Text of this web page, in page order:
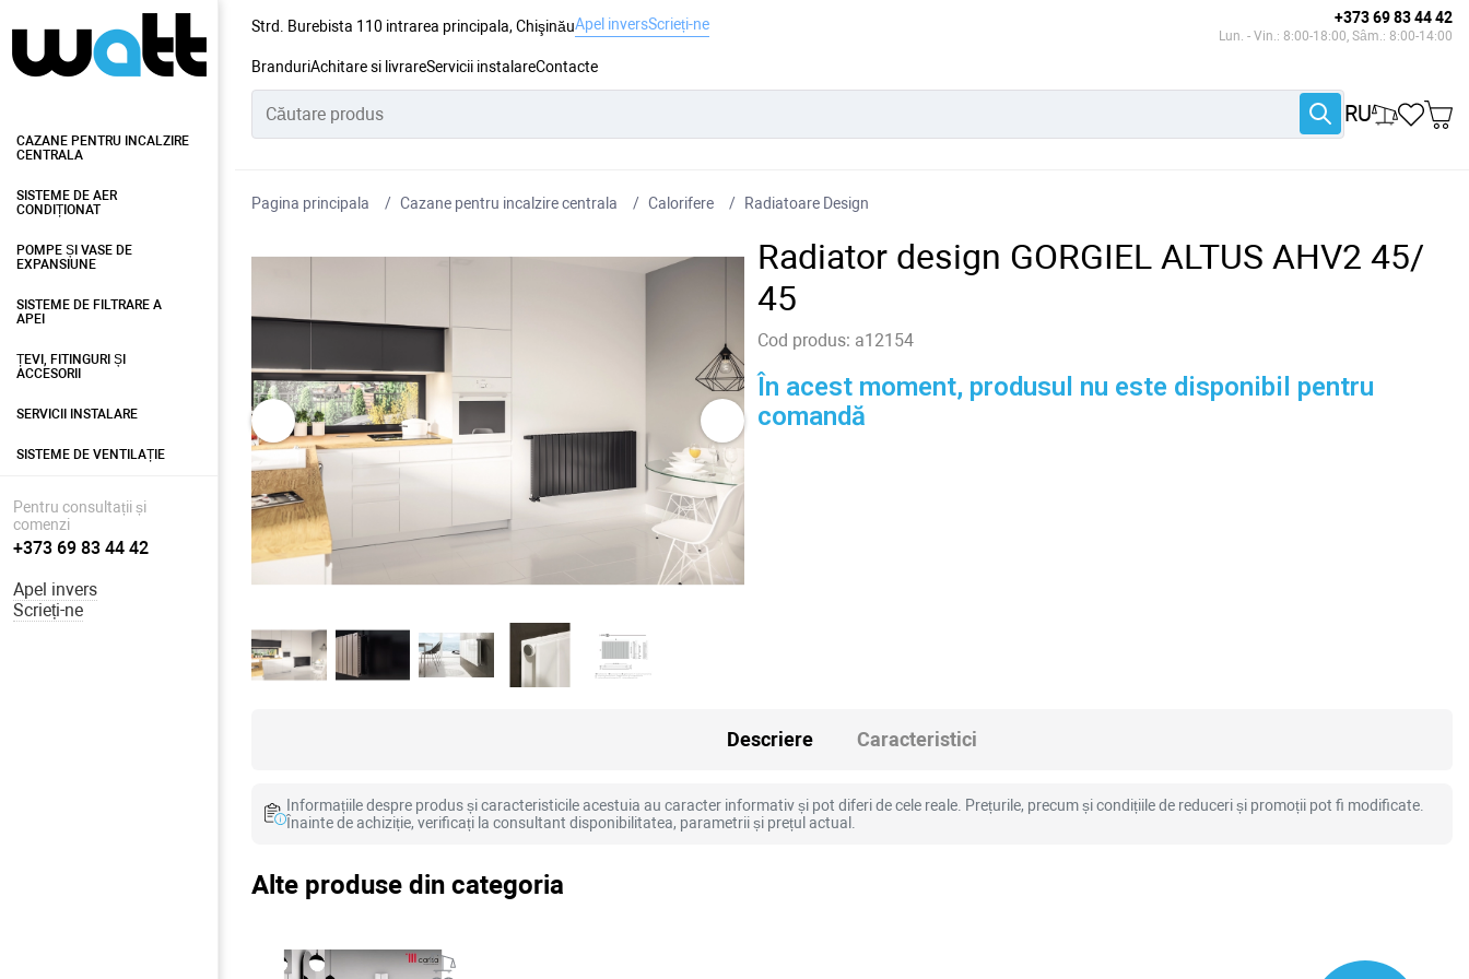
Strd. Burebista 110 intrarea principala, ChişinăuApel inversScrieți-ne +373 69 83 44 42
Lun. - Vin.: 8:00-18:00, Sâm.: 8:00-14:00
BranduriAchitare si livrareServicii instalareContacte
RU
CAZANE PENTRU INCALZIRE
CENTRALA
SISTEME DE AER
CONDIȚIONAT
POMPE ȘI VASE DE
EXPANSIUNE
SISTEME DE FILTRARE A
APEI
ȚEVI, FITINGURI ȘI
ACCESORII
SERVICII INSTALARE
SISTEME DE VENTILAȚIE
Pentru consultații și
comenzi
+373 69 83 44 42
Apel invers
Scrieți-ne
Pagina principala Cazane pentru incalzire centrala Сalorifere Radiatoare Design
Radiator design GORGIEL ALTUS AHV2 45/
45
Cod produs: a12154
În acest moment, produsul nu este disponibil pentru
comandă
Descriere Caracteristici
Informațiile despre produs și caracteristicile acestuia au caracter informativ și pot diferi de cele reale. Prețurile, precum și condițiile de reduceri și promoții pot fi modificate.
Înainte de achiziție, verificați la consultant disponibilitatea, parametrii și prețul actual.
Alte produse din categoria